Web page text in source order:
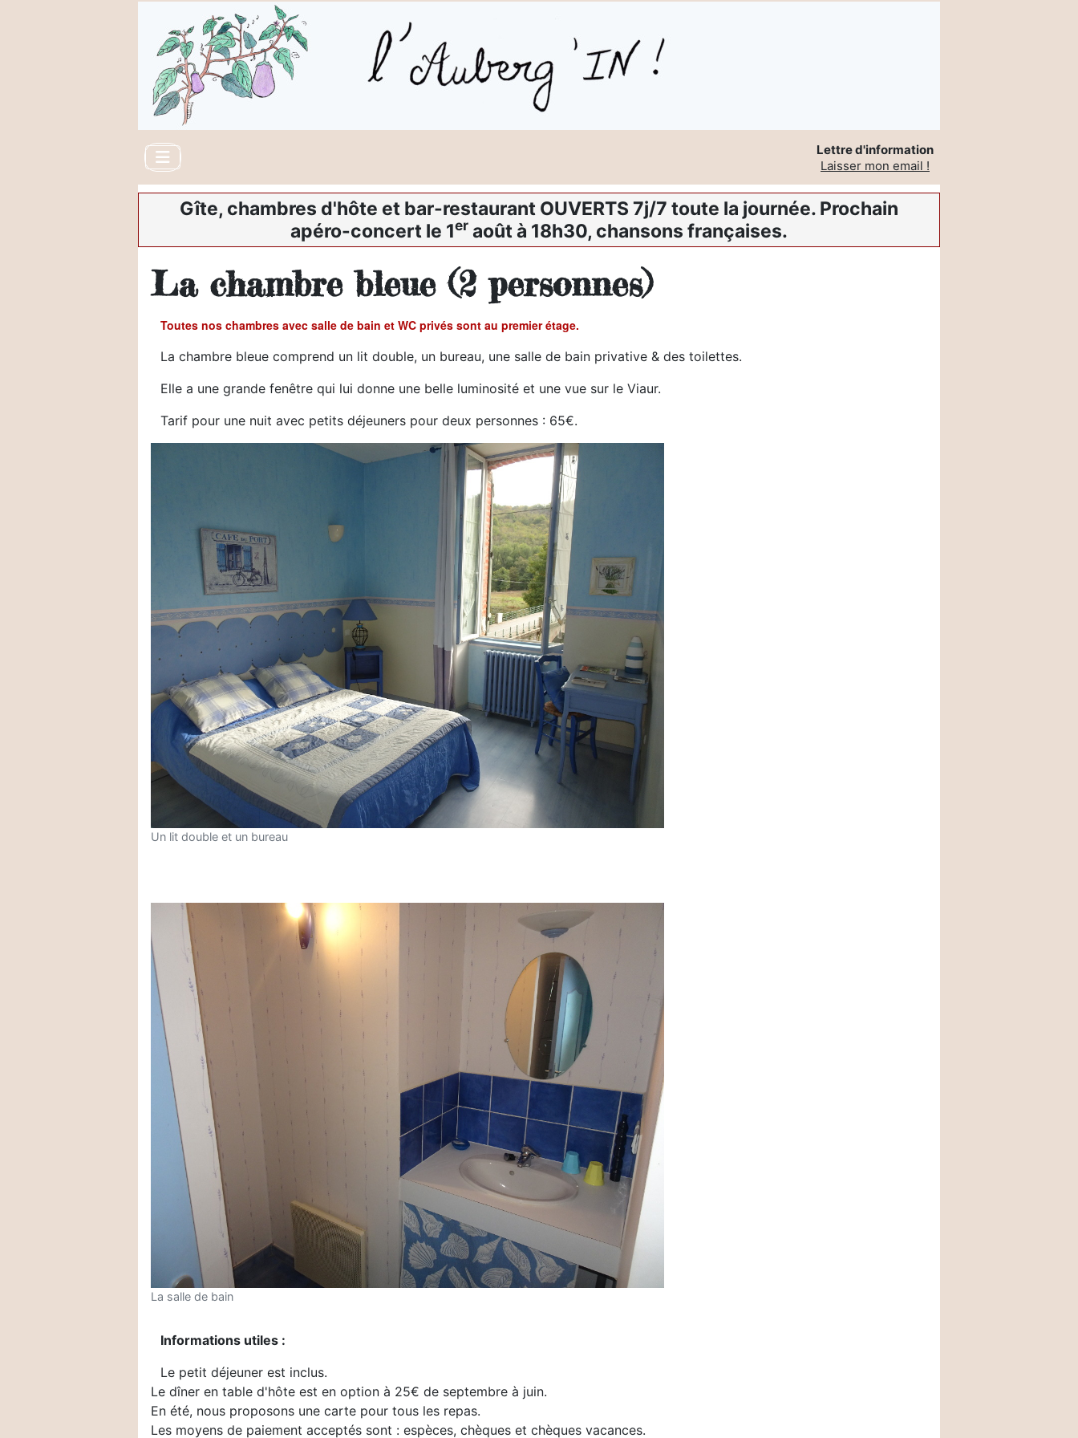
Lettre d'information
Laisser mon email !
Gîte, chambres d'hôte et bar-restaurant OUVERTS 7j/7 toute la journée. Prochain
apéro-concert le 1er août à 18h30, chansons françaises.
La chambre bleue (2 personnes)
Toutes nos chambres avec salle de bain et WC privés sont au premier étage.
La chambre bleue comprend un lit double, un bureau, une salle de bain privative & des toilettes.
Elle a une grande fenêtre qui lui donne une belle luminosité et une vue sur le Viaur.
Tarif pour une nuit avec petits déjeuners pour deux personnes : 65€.
Un lit double et un bureau
La salle de bain
Informations utiles :
Le petit déjeuner est inclus.
Le dîner en table d'hôte est en option à 25€ de septembre à juin.
En été, nous proposons une carte pour tous les repas.
Les moyens de paiement acceptés sont : espèces, chèques et chèques vacances.